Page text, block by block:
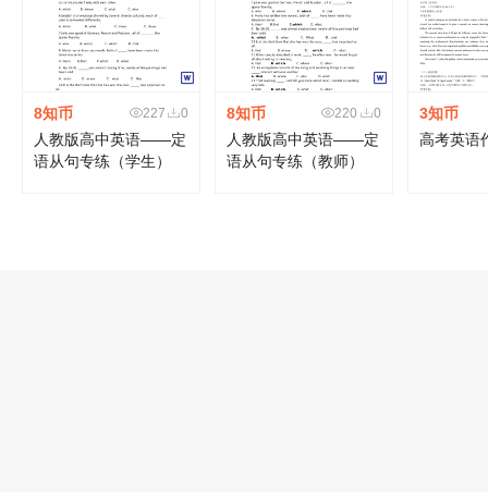
8知币 227 0
人教版高中英语——定
语从句专练（学生）
8知币 220 0
人教版高中英语——定
语从句专练（教师）
3知币
高考英语